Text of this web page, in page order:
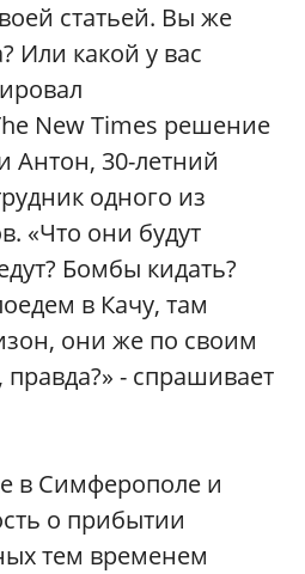
статьей. Вы же
Или какой у вас
New Times решение
Антон, 30-летний
одного из
«Что они будут
Бомбы кидать?
в Качу, там
они же по своим
правда?» - спрашивает
в Симферополе и
о прибытии
тем временем